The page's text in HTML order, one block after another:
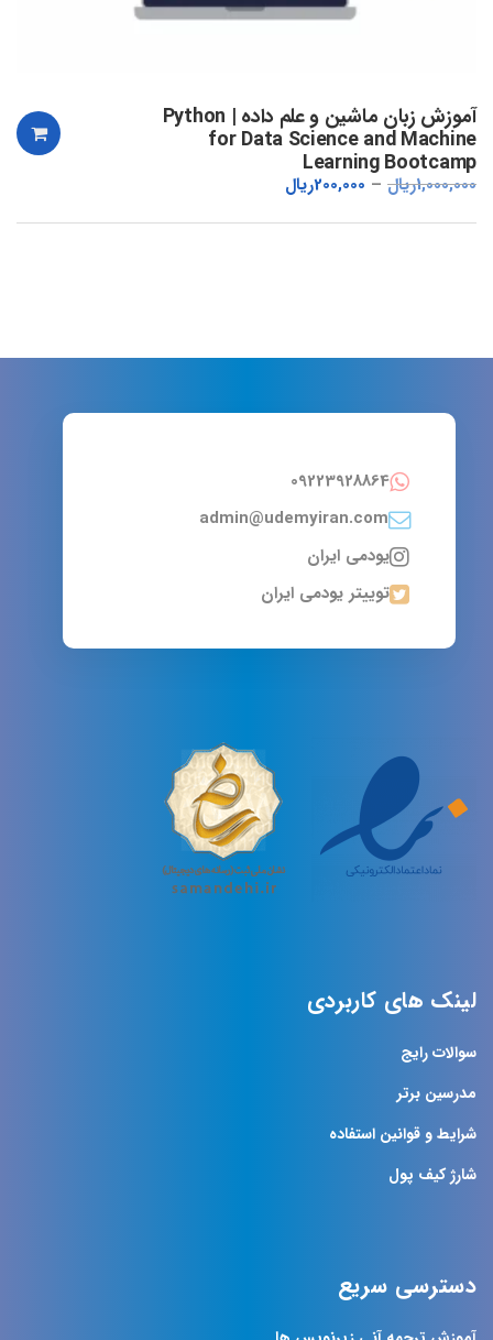
آموزش زبان ماشین و علم داده | Python
for Data Science and Machine
Learning Bootcamp
1,000,000ریال 200,000ریال
09223928864
admin@udemyiran.com
یودمی ایران
توییتر یودمی ایران
لینک های کاربردی
سوالات رایج
مدرسین برتر
شرایط و قوانین استفاده
شارژ کیف پول
دسترسی سریع